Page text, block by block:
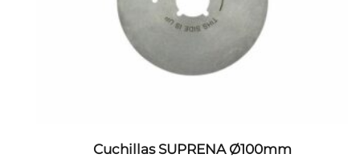
Cuchillas SUPRENA Ø100mm